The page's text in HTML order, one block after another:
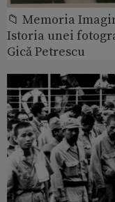
📁 Memoria
Istoria unei
Gică Petrescu